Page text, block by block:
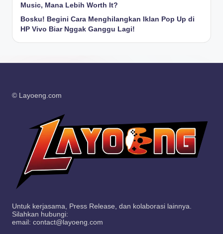
Music, Mana Lebih Worth It?
Bosku! Begini Cara Menghilangkan Iklan Pop Up di
HP Vivo Biar Nggak Ganggu Lagi!
© Layoeng.com
Untuk kerjasama, Press Release, dan kolaborasi lainnya.
Silahkan hubungi:
email: contact@layoeng.com